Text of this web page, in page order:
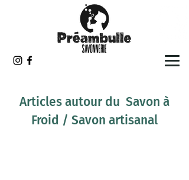
Articles autour du Savon à
Froid / Savon artisanal